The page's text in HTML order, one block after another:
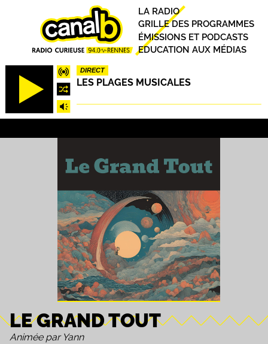
DIRECT
LES PLAGES MUSICALES
Principal
LA RADIO
GRILLE DES PROGRAMMES
ÉMISSIONS ET PODCASTS
EDUCATION AUX MÉDIAS
LE GRAND TOUT
Animée par Yann